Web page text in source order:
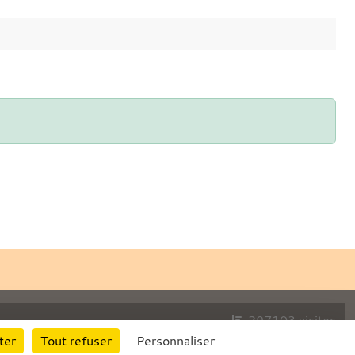
297103visites
Tout refuser Personnaliser